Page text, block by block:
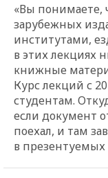
«Вы понимаете,
зарубежных
институтами,
в этих лекциях
книжные
Курс лекций с
студентам.
если документ
поехал, и там
в презентуемых